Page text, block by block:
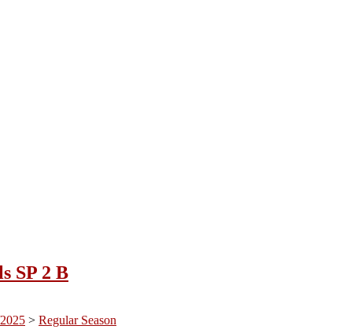
SP 2 B
> Regular Season